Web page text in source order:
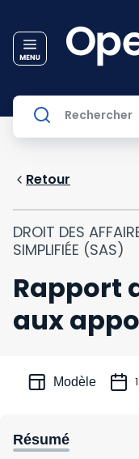
Retour
DROIT DES
SIMPLIFIÉE (SAS)
Rapport
aux
Modèle
Résumé